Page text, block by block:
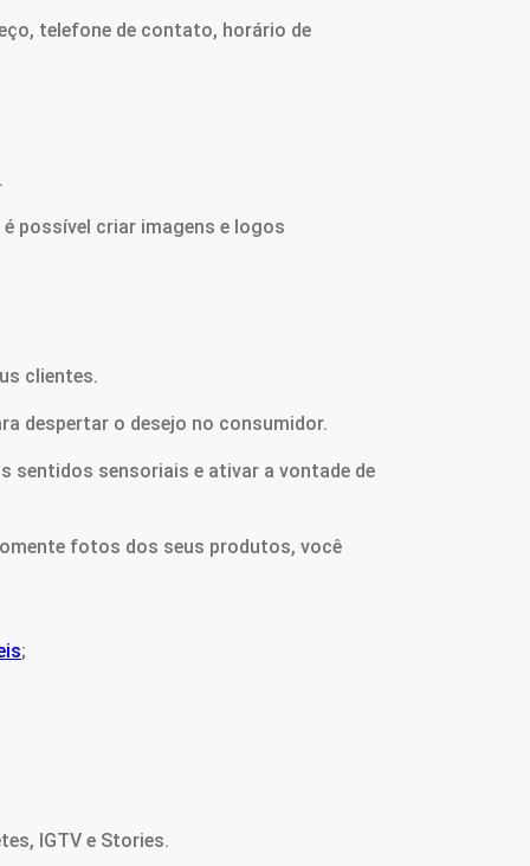
telefone de contato, horário de
possível criar imagens e logos
clientes.
despertar o desejo no consumidor.
sentidos sensoriais e ativar a vontade de
fotos dos seus produtos, você
;
IGTV e Stories.